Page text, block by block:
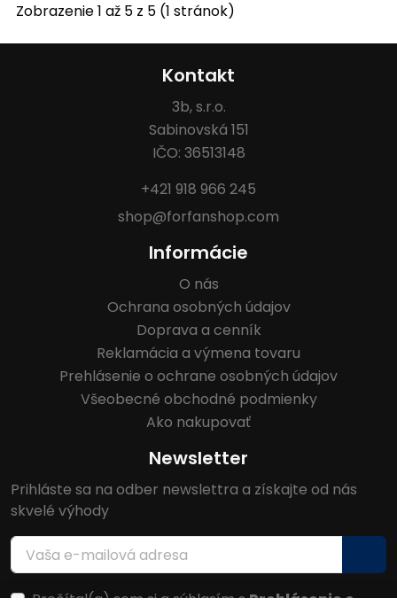
Zobrazenie 1 až 5 z 5 (1 stránok)
Kontakt
3b, s.r.o.
Sabinovská 151
IČO: 36513148
+421 918 966 245
shop@forfanshop.com
Informácie
O nás
Ochrana osobných údajov
Doprava a cenník
Reklamácia a výmena tovaru
Prehlásenie o ochrane osobných údajov
Všeobecné obchodné podmienky
Ako nakupovať
Newsletter
Prihláste sa na odber newslettra a získajte od nás
skvelé výhody
Prečítal(a) som si a súhlasím sPrehlásenie o